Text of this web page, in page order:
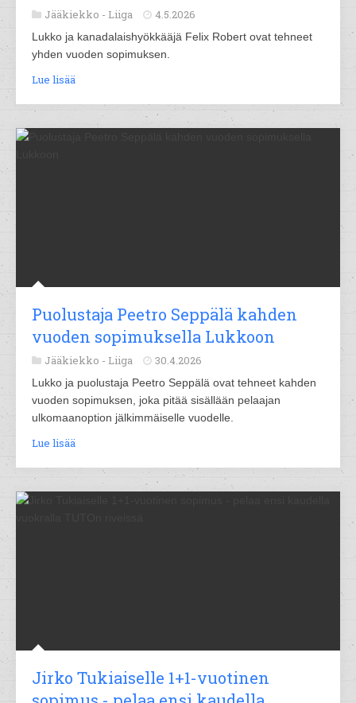
Jääkiekko - Liiga 4.5.2026
Lukko ja kanadalaishyökkääjä Felix Robert ovat tehneet
yhden vuoden sopimuksen.
Lue lisää
Puolustaja Peetro Seppälä kahden
vuoden sopimuksella Lukkoon
Jääkiekko - Liiga 30.4.2026
Lukko ja puolustaja Peetro Seppälä ovat tehneet kahden
vuoden sopimuksen, joka pitää sisällään pelaajan
ulkomaanoption jälkimmäiselle vuodelle.
Lue lisää
Jirko Tukiaiselle 1+1-vuotinen